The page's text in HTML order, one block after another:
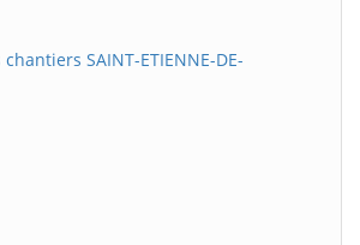
SAINT-ETIENNE-DE-